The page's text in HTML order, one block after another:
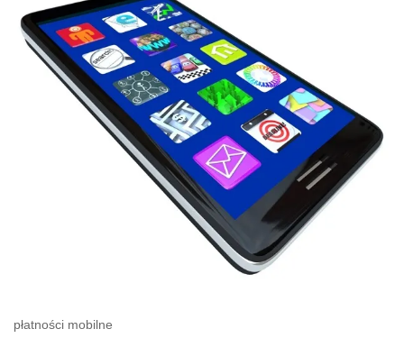
płatności mobilne